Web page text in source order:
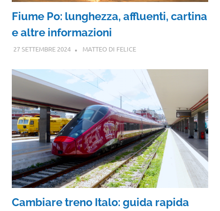
Fiume Po: lunghezza, affluenti, cartina
e altre informazioni
27 SETTEMBRE 2024 MATTEO DI FELICE
Cambiare treno Italo: guida rapida